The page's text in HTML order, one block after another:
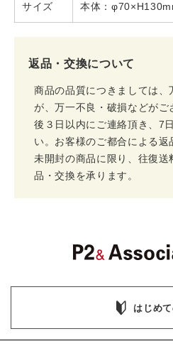
サイズ 本体：
返品・交換について
商品の品質につきましては、
が、万一不良・破損などが
後３日以内にご連絡頂き、7
い。お客様のご都合による返
未開封の商品に限り、往復送
品・交換を承ります。
はじめ